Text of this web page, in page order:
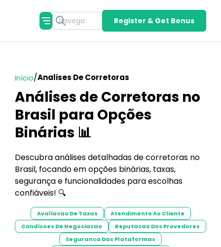
Register & Get Bonus
Início/Analises De Corretoras
Análises de Corretoras no
Brasil para Opções
Binárias 📊
Descubra análises detalhadas de corretoras no
Brasil, focando em opções binárias, taxas,
segurança e funcionalidades para escolhas
confiáveis! 🔍
Avaliacao De Taxas
Atendimento Ao Cliente
Condicoes De Negociacao
Reputacao Dos Provedores
Seguranca Das Plataformas